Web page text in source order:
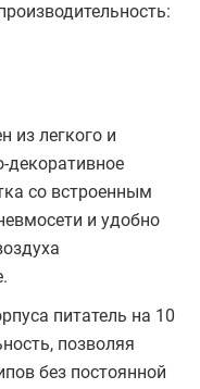
из легкого и
декоративное
со встроенным
и удобно
питатель на 10
позволяя
без постоянной